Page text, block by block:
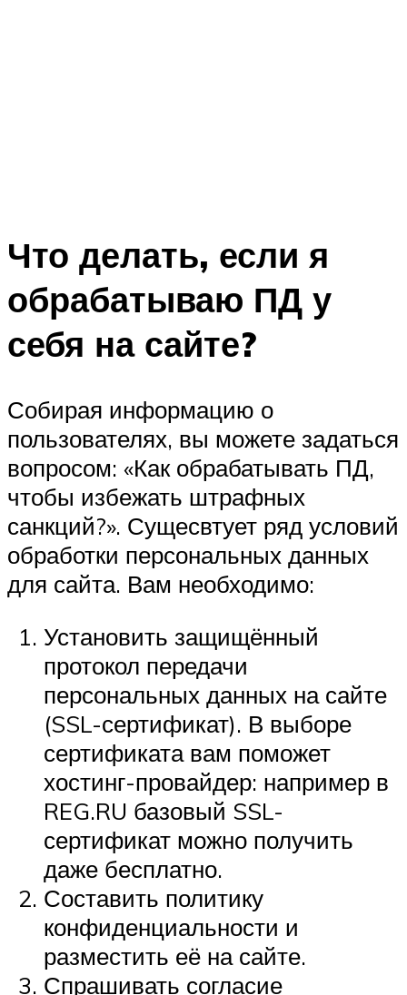
Что делать, если я
обрабатываю ПД у
себя на сайте?
Собирая информацию о
пользователях, вы можете задаться
вопросом: «Как обрабатывать ПД,
чтобы избежать штрафных
санкций?». Сущесвтует ряд условий
обработки персональных данных
для сайта. Вам необходимо:
Установить защищённый
протокол передачи
персональных данных на сайте
(SSL-сертификат). В выборе
сертификата вам поможет
хостинг-провайдер: например в
REG.RU базовый SSL-
сертификат можно получить
даже бесплатно.
Составить политику
конфиденциальности и
разместить её на сайте.
Спрашивать согласие